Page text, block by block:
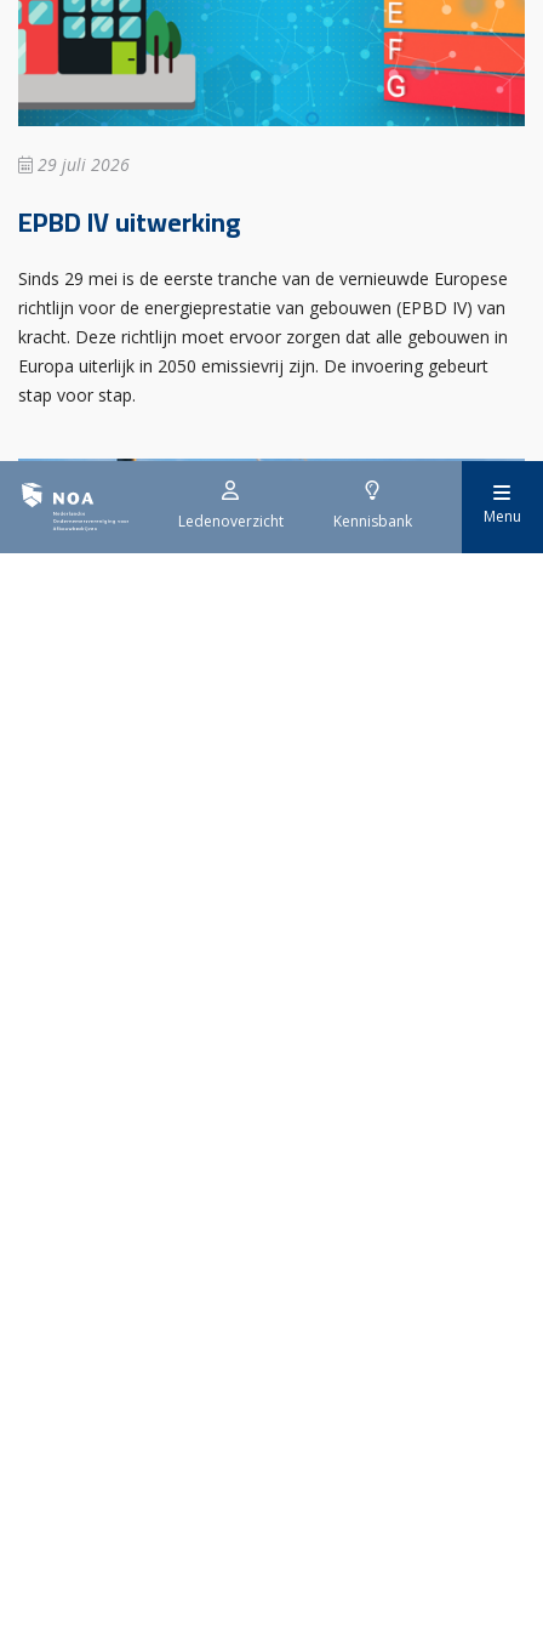
Ledenoverzicht Kennisbank Menu
29 juli 2026
EPBD IV uitwerking
Sinds 29 mei is de eerste tranche van de vernieuwde Europese
richtlijn voor de energieprestatie van gebouwen (EPBD IV) van
kracht. Deze richtlijn moet ervoor zorgen dat alle gebouwen in
Europa uiterlijk in 2050 emissievrij zijn. De invoering gebeurt
stap voor stap.